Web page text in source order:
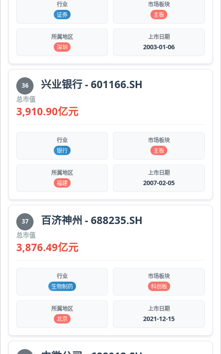
行业
证券
市场板块
主板
所属地区
深圳
上市日期
2003-01-06
36 兴业银行 - 601166.SH
总市值
3,910.90亿元
行业
银行
市场板块
主板
所属地区
福建
上市日期
2007-02-05
37 百济神州 - 688235.SH
总市值
3,876.49亿元
行业
生物制药
市场板块
科创板
所属地区
北京
上市日期
2021-12-15